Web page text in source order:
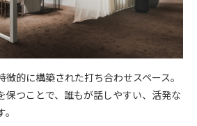
的に構築された打ち合わせスペース。
保つことで、誰もが話しやすい、活発な